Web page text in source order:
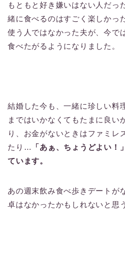
もともと好き嫌いはない人だっ
緒に食べるのはすごく楽しかっ
使う人ではなかった夫が、今で
食べたがるようになりました。
結婚した今も、一緒に珍しい料
まではいかなくてもたまに良い
り、お金がないときはファミレ
たり…
「あぁ、ちょうどよい
ています。
あの週末飲み食べ歩きデートが
卓はなかったかもしれないと思